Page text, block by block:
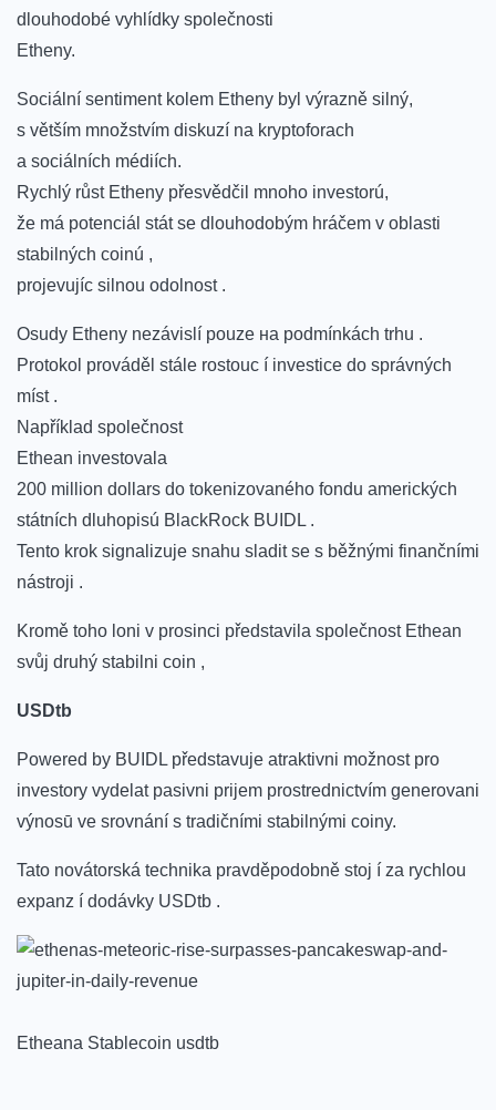
dlouhodobé​ vyhlídky ⁤společnosti
Etheny.
Sociální ​sentiment kolem Etheny byl⁤ výrazně ‌silný,
s větším množstvím diskuzí na kryptoforach
a sociálních médiích.
Rychlý ⁢růst ⁤Etheny přesvědčil ‌mnoho⁣ investorú,
že​ má potenciál stát se dlouhodobým hráčem v⁣ oblasti ​
stabilných​ coinú ,
projevujíc ⁤silnou odolnost .
Osudy ⁤Etheny nezávislí pouze на podmínkách trhu .
Protokol ⁤prováděl stále rostouc ⁣í investice do ‍správných
míst .
Například ⁢společnost
Ethean investovala
200 million dollars do tokenizovaného fondu amerických
státních dluhopisú BlackRock BUIDL .
Tento⁣ krok ‌signalizuje snahu sladit se​ s běžnými finančními
nástroji .
Kromě toho loni v prosinci představila​ společnost Ethean
svůj‍ druhý stabilni coin‍ ,
USDtb
Powered by BUIDL představuje atraktivni možnost pro
investory vydelat pasivni prijem prostrednictvím⁢ generovani
výnosū ⁤ve srovnání s tradičními ⁢stabilnými coiny.
Tato novátorská technika pravděpodobně stoj í za rychlou
expanz í dodávky USDtb⁢ .
Etheana‌ Stablecoin usdtb